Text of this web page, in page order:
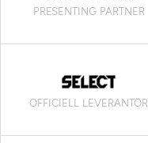
PRESENTING PARTNER
OFFICIELL LEVERANTÖR